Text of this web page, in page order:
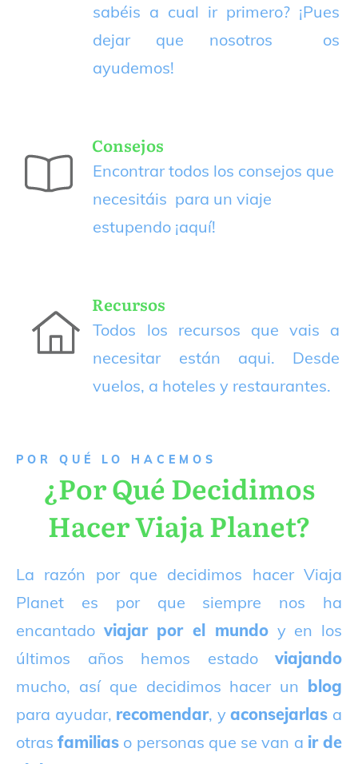
sabéis a cual ir primero? ¡Pues
dejar que nosotros os
ayudemos!
Consejos
Encontrar todos los consejos que
necesitáis para un viaje
estupendo ¡aquí!
Recursos
Todos los recursos que vais a
necesitar están aqui. Desde
vuelos, a hoteles y restaurantes.
P OR QUÉ LO HACEMOS
¿Por Qué Decidimos
Hacer Viaja Planet?
La razón por que decidimos hacer Viaja
Planet es por que siempre nos ha
encantado viajar por el mundoy en los
últimos años hemos estado viajando
mucho, así que decidimos hacer un blog
para ayudar, recomendar, yaconsejarlas a
otrasfamilias o personas que se van a ir de